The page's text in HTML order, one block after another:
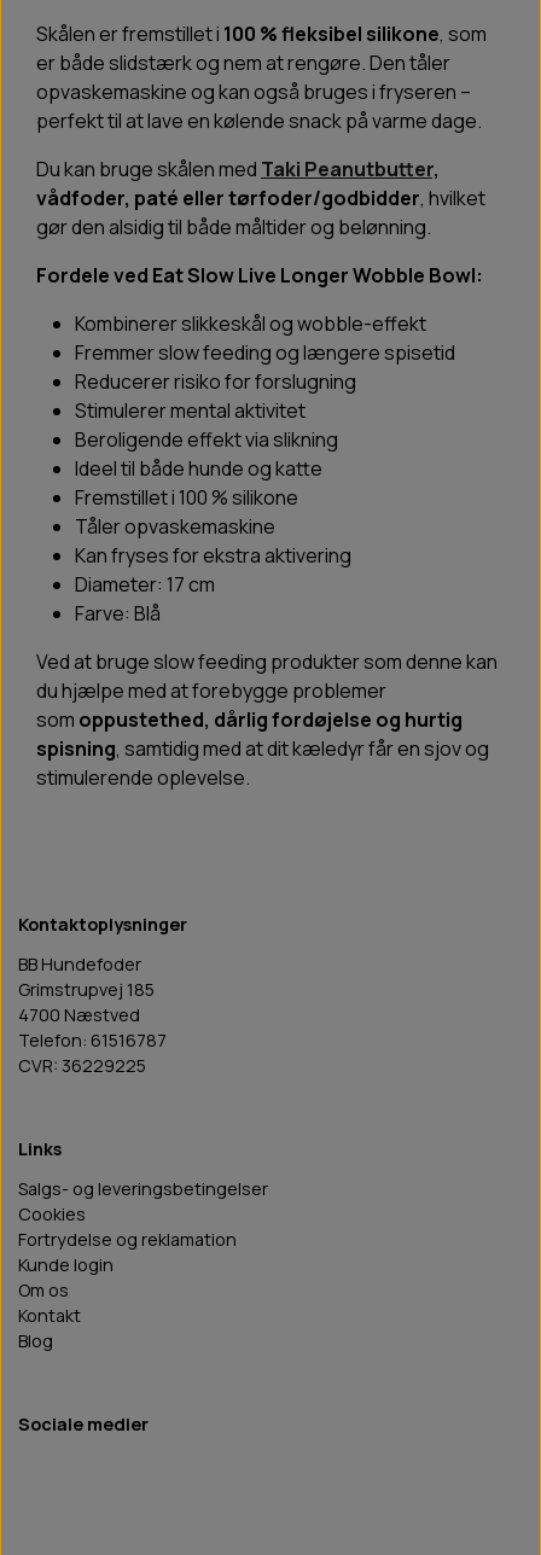
Skålen er fremstillet i 100 % fleksibel silikone, som
er både slidstærk og nem at rengøre. Den tåler
opvaskemaskine og kan også bruges i fryseren –
perfekt til at lave en kølende snack på varme dage.
Du kan bruge skålen med Taki Peanutbutter,
vådfoder, paté eller tørfoder/godbidder, hvilket
gør den alsidig til både måltider og belønning.
Fordele ved Eat Slow Live Longer Wobble Bowl:
Kombinerer slikkeskål og wobble-effekt
Fremmer slow feeding og længere spisetid
Reducerer risiko for forslugning
Stimulerer mental aktivitet
Beroligende effekt via slikning
Ideel til både hunde og katte
Fremstillet i 100 % silikone
Tåler opvaskemaskine
Kan fryses for ekstra aktivering
Diameter: 17 cm
Farve: Blå
Ved at bruge slow feeding produkter som denne kan
du hjælpe med at forebygge problemer
som oppustethed, dårlig fordøjelse og hurtig
spisning, samtidig med at dit kæledyr får en sjov og
stimulerende oplevelse.
Kontaktoplysninger
BB Hundefoder
Grimstrupvej 185
4700 Næstved
Telefon: 61516787
CVR: 36229225
Links
Salgs- og leveringsbetingelser
Cookies
Fortrydelse og reklamation
Kunde login
Om os
Kontakt
Blog
Sociale medier